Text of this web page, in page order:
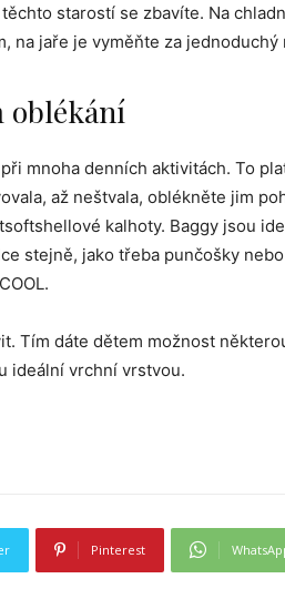
starostí se zbavíte. Na
na jaře je vyměňte za jednoduchý
oblékání
mnoha denních aktivitách. To
až neštvala, oblékněte jim
kalhoty. Baggy jsou
stejně, jako třeba punčošky
Tím dáte dětem možnost
ideální vrchní vrstvou.
Pinterest